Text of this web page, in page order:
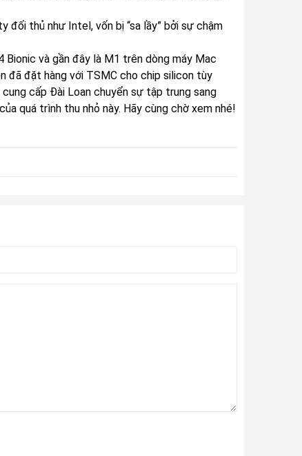
đối thủ như Intel, vốn bị “sa lầy” bởi sự chậm
và gần đây là M1 trên dòng máy Mac
đã đặt hàng với TSMC cho chip silicon tùy
cấp Đài Loan chuyển sự tập trung sang
quá trình thu nhỏ này. Hãy cùng chờ xem nhé!